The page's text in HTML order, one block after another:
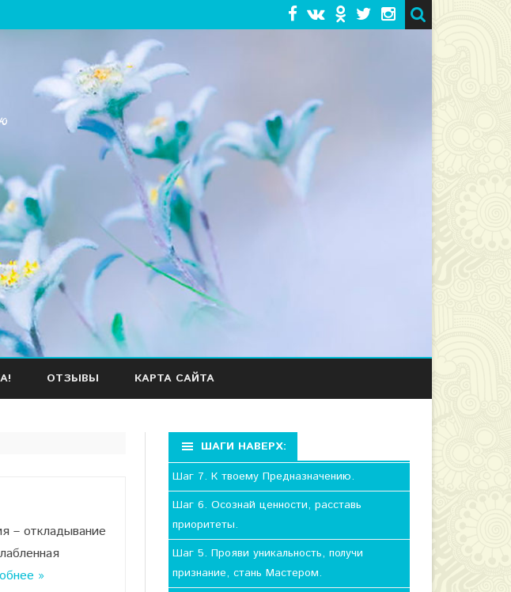
ОТЗЫВЫ КАРТА САЙТА
откладывание
»
ШАГИ НАВЕРХ:
Шаг 7. К твоему Предназначению.
Шаг 6. Осознай ценности, расставь
приоритеты.
Шаг 5. Прояви уникальность, получи
признание, стань Мастером.